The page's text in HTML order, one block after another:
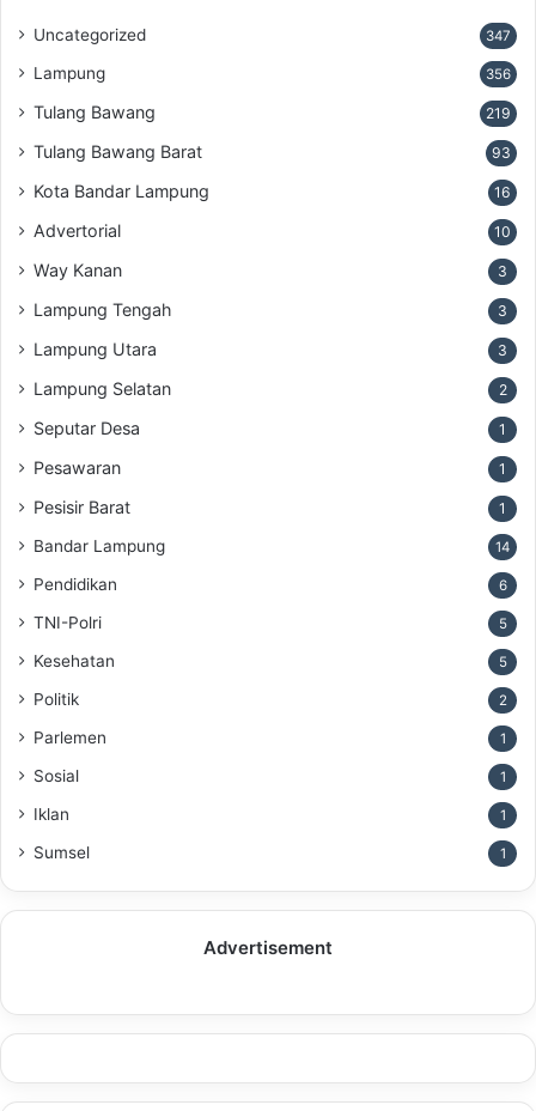
Uncategorized 347
Lampung 356
Tulang Bawang 219
Tulang Bawang Barat 93
Kota Bandar Lampung 16
Advertorial 10
Way Kanan 3
Lampung Tengah 3
Lampung Utara 3
Lampung Selatan 2
Seputar Desa 1
Pesawaran 1
Pesisir Barat 1
Bandar Lampung 14
Pendidikan 6
TNI-Polri 5
Kesehatan 5
Politik 2
Parlemen 1
Sosial 1
Iklan 1
Sumsel 1
Advertisement